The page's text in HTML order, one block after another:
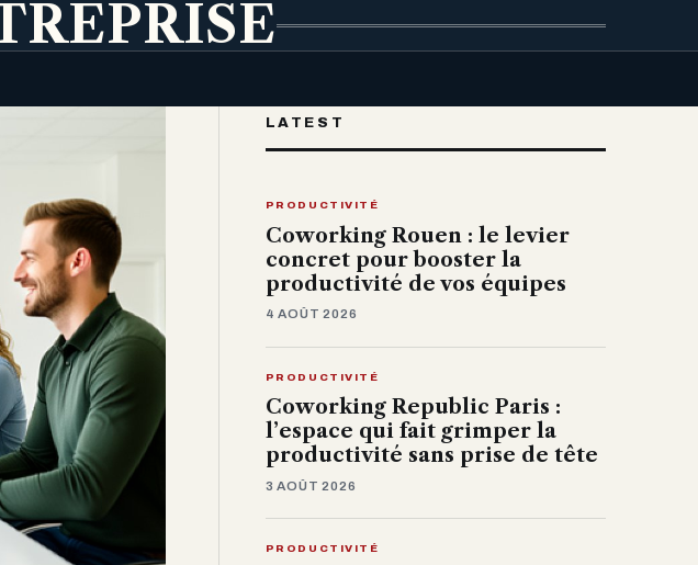
LATEST
PRODUCTIVITÉ
Coworking Rouen : le levier
concret pour booster la
productivité de vos équipes
4 AOÛT 2026
PRODUCTIVITÉ
Coworking Republic Paris :
l’espace qui fait grimper la
productivité sans prise de tête
3 AOÛT 2026
PRODUCTIVITÉ